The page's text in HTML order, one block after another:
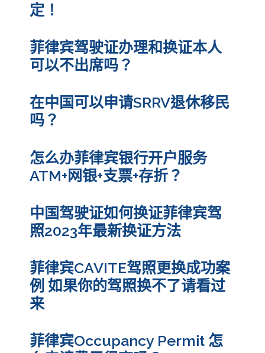
定！
菲律宾驾驶证办理和换证本人
可以不出席吗？
在中国可以申请SRRV退休移民
吗？
怎么办菲律宾银行开户服务
ATM+网银+支票+存折？
中国驾驶证如何换证菲律宾驾
照2023年最新换证方法
菲律宾CAVITE驾照更换成功案
例 如果你的驾照换不了请看过
来
菲律宾Occupancy Permit 怎